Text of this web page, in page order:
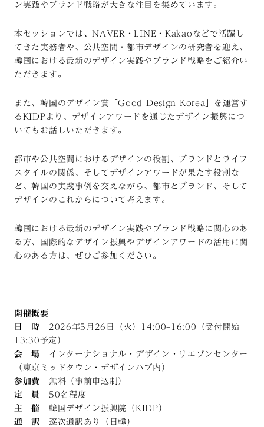
ン実践やブランド戦略が大きな注目を集めています。
本セッションでは、NAVER・LINE・Kakaoなどで活躍し
てきた実務者や、公共空間・都市デザインの研究者を迎え、
韓国における最新のデザイン実践やブランド戦略をご紹介い
ただきます。
また、韓国のデザイン賞「Good Design Korea」を運営す
るKIDPより、デザインアワードを通じたデザイン振興につ
いてもお話しいただきます。
都市や公共空間におけるデザインの役割、ブランドとライフ
スタイルの関係、そしてデザインアワードが果たす役割な
ど、韓国の実践事例を交えながら、都市とブランド、そして
デザインのこれからについて考えます。
韓国における最新のデザイン実践やブランド戦略に関心のあ
る方、国際的なデザイン振興やデザインアワードの活用に関
心のある方は、ぜひご参加ください。
開催概要
日 時 2026年5月26日（火）14:00–16:00（受付開始
13:30予定）
会 場 インターナショナル・デザイン・リエゾンセンター
（東京ミッドタウン・デザインハブ内）
参加費 無料（事前申込制）
定 員
50名程度
主 催 韓国デザイン振興院（KIDP）
通 訳
逐次通訳あり（日韓）